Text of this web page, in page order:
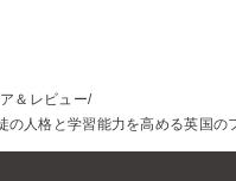
＆レビュー
の人格と学習能力を高める英国の